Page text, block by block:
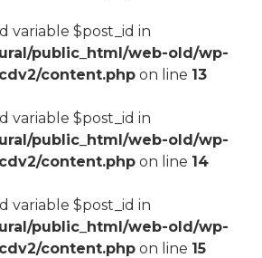
variable $post_id in
public_html/web-old/wp-
content.php on line 13
variable $post_id in
public_html/web-old/wp-
content.php on line 14
variable $post_id in
public_html/web-old/wp-
content.php on line 15